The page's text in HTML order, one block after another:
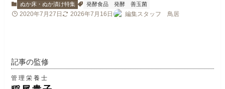
ぬか床・ぬか漬け特集 発酵食品 発酵 善玉菌
2020年7月27日 2026年7月16日 編集スタッフ 鳥居
記事の監修
管理栄養士